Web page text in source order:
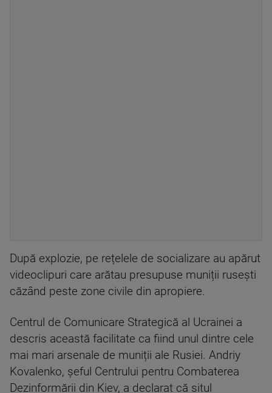
După explozie, pe rețelele de socializare au apărut
videoclipuri care arătau presupuse muniții rusești
căzând peste zone civile din apropiere.
Centrul de Comunicare Strategică al Ucrainei a
descris această facilitate ca fiind unul dintre cele
mai mari arsenale de muniții ale Rusiei. Andriy
Kovalenko, șeful Centrului pentru Combaterea
Dezinformării din Kiev, a declarat că situl